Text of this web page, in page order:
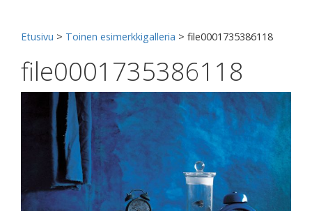
Etusivu > Toinen esimerkkigalleria > file0001735386118
file0001735386118